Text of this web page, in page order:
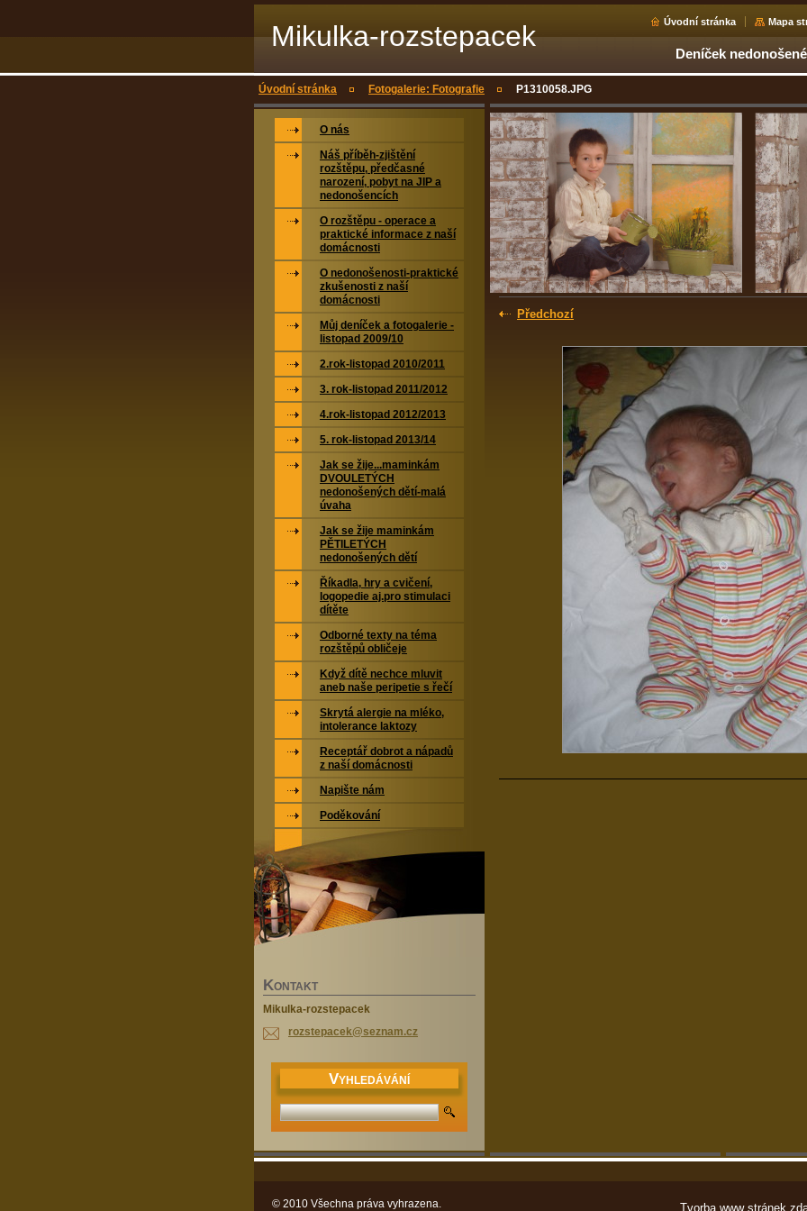
Mikulka-rozstepacek Úvodní stránka Mapa
Deníček
Úvodní stránka Fotogalerie: Fotografie P1310058.JPG
Předchozí
O nás
Náš příběh-zjištění
rozštěpu, předčasné
narození, pobyt na JIP a
nedonošencích
O rozštěpu - operace a
praktické informace z naší
domácnosti
O nedonošenosti-praktické
zkušenosti z naší
domácnosti
Můj deníček a fotogalerie -
listopad 2009/10
2.rok-listopad 2010/2011
3. rok-listopad 2011/2012
4.rok-listopad 2012/2013
5. rok-listopad 2013/14
Jak se žije...maminkám
DVOULETÝCH
nedonošených dětí-malá
úvaha
Jak se žije maminkám
PĚTILETÝCH
nedonošených dětí
Říkadla, hry a cvičení,
logopedie aj.pro stimulaci
dítěte
Odborné texty na téma
rozštěpů obličeje
Když dítě nechce mluvit
aneb naše peripetie s řečí
Skrytá alergie na mléko,
intolerance laktozy
Receptář dobrot a nápadů
z naší domácnosti
Napište nám
Poděkování
KONTAKT
Mikulka-rozstepacek
rozstepacek@seznam.cz
VYHLEDÁVÁNÍ
© 2010 Všechna práva vyhrazena. Tvorba www stránek